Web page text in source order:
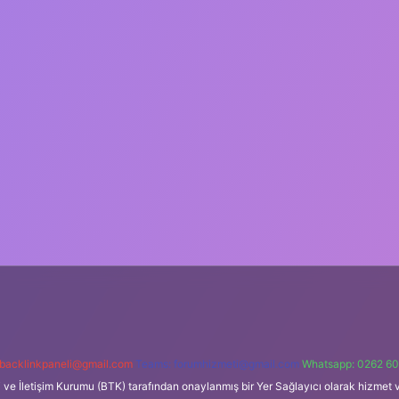
Teams: forumhizmeti@gmail.com Whatsapp: 0262
İletişim Kurumu (BTK) tarafından onaylanmış bir Yer Sağlayıcı olarak